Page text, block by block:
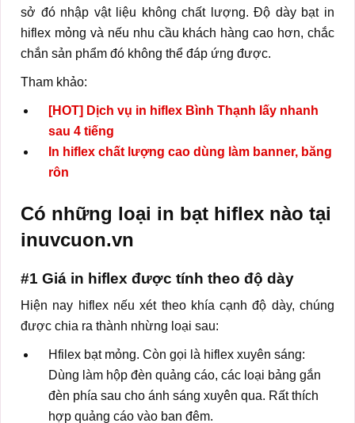
sở đó nhập vật liệu không chất lượng. Độ dày bạt in
hiflex mỏng và nếu nhu cầu khách hàng cao hơn, chắc
chắn sản phẩm đó không thể đáp ứng được.
Tham khảo:
[HOT] Dịch vụ in hiflex Bình Thạnh lấy nhanh
sau 4 tiếng
In hiflex chất lượng cao dùng làm banner, băng
rôn
Có những loại in bạt hiflex nào tại
inuvcuon.vn
#1 Giá in hiflex được tính theo độ dày
Hiện nay hiflex nếu xét theo khía cạnh độ dày, chúng
được chia ra thành nhừng loại sau:
Hfilex bạt mỏng. Còn gọi là hiflex xuyên sáng:
Dùng làm hộp đèn quảng cáo, các loại bảng gắn
đèn phía sau cho ánh sáng xuyên qua. Rất thích
hợp quảng cáo vào ban đêm.